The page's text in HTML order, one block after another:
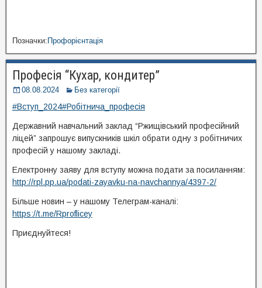
Позначки:Профорієнтація
Професія “Кухар, кондитер”
08.08.2024 Без категорії
#Вступ_2024#Робітнича_професія
Державний навчальний заклад “Ржищівський професійний
ліцей” запрошує випускників шкіл обрати одну з робітничих
професій у нашому закладі.
Електронну заяву для вступу можна подати за посиланням:
http://rpl.pp.ua/podati-zayavku-na-navchannya/4397-2/
Більше новин – у нашому Телеграм-каналі:
https://t.me/Rproflicey
Приєднуйтеся!